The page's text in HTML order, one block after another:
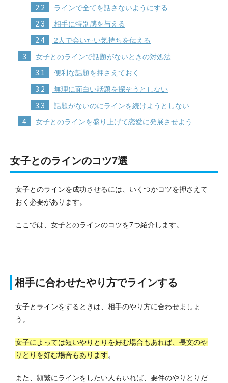
2.2 ラインで全てを話さないようにする
2.3 相手に特別感を与える
2.4 2人で会いたい気持ちを伝える
3 女子とのラインで話題がないときの対処法
3.1 便利な話題を押さえておく
3.2 無理に面白い話題を探そうとしない
3.3 話題がないのにラインを続けようとしない
4 女子とのラインを盛り上げて恋愛に発展させよう
女子とのラインのコツ7選
女子とのラインを成功させるには、いくつかコツを押さえて
おく必要があります。
ここでは、女子とのラインのコツを7つ紹介します。
相手に合わせたやり方でラインする
女子とラインをするときは、相手のやり方に合わせましょ
う。
女子によっては短いやりとりを好む場合もあれば、長文のや
りとりを好む場合もあります。
また、頻繁にラインをしたい人もいれば、要件のやりとりだ